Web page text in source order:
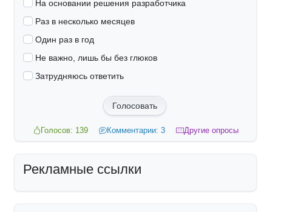
На основании решения разработчика
Раз в несколько месяцев
Один раз в год
Не важно, лишь бы без глюков
Затрудняюсь ответить
Голосовать
Голосов: 139 Комментарии: 3 Другие опросы
Рекламные ссылки